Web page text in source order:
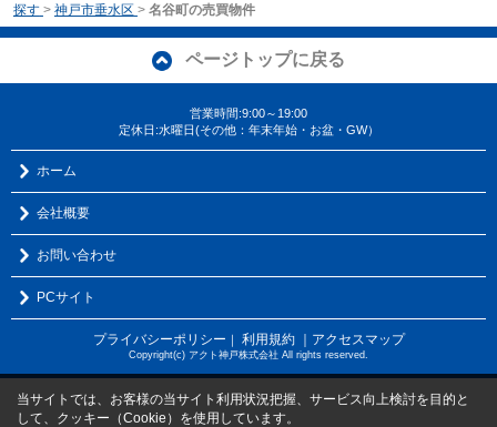
探す > 神戸市垂水区 > 名谷町の売買物件
ページトップに戻る
営業時間:9:00～19:00
定休日:水曜日(その他：年末年始・お盆・GW）
ホーム
会社概要
お問い合わせ
PCサイト
プライバシーポリシー ｜ 利用規約 ｜アクセスマップ
Copyright(c) アクト神戸株式会社 All rights reserved.
当サイトでは、お客様の当サイト利用状況把握、サービス向上検討を目的と
して、クッキー（Cookie）を使用しています。